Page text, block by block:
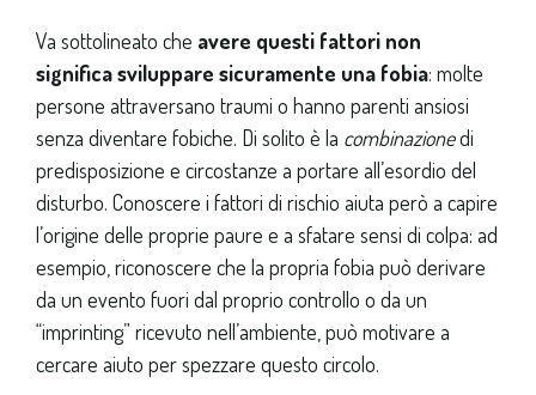
Va sottolineato che avere questi fattori non
significa sviluppare sicuramente una fobia: molte
persone attraversano traumi o hanno parenti ansiosi
senza diventare fobiche. Di solito è la combinazionedi
predisposizione e circostanze a portare all’esordio del
disturbo. Conoscere i fattori di rischio aiuta però a capire
l’origine delle proprie paure e a sfatare sensi di colpa: ad
esempio, riconoscere che la propria fobia può derivare
da un evento fuori dal proprio controllo o da un
“imprinting” ricevuto nell’ambiente, può motivare a
cercare aiuto per spezzare questo circolo.